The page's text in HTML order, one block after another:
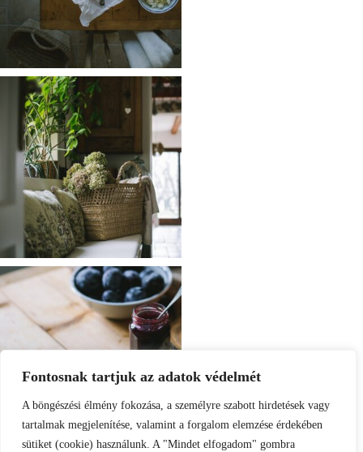
Fontosnak tartjuk az adatok védelmét
A böngészési élmény fokozása, a személyre szabott hirdetések vagy
tartalmak megjelenítése, valamint a forgalom elemzése érdekében
sütiket (cookie) használunk. A "Mindet elfogadom" gombra